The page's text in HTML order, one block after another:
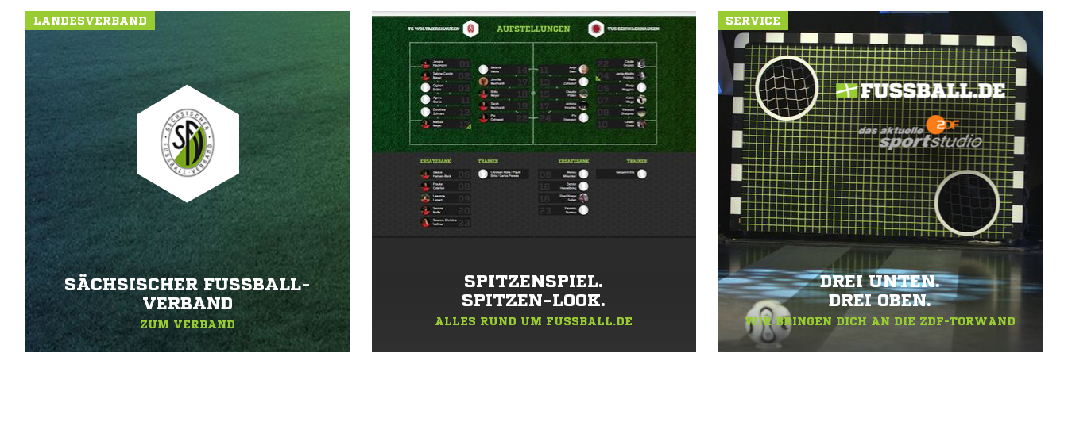
LANDESVERBAND
SÄCHSISCHER FUSSBALL-V
ERBAND
ZUM VERBAND
SPITZENSPIEL.
SPITZEN-LOOK.
ALLES RUND UM FUSSBALL.DE
SERVICE
DREI UNTEN.
DREI OBEN.
WIR BRINGEN DICH AN DIE ZDF-TORWAND